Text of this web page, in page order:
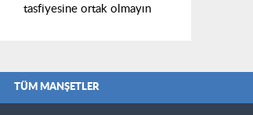
tasfiyesine ortak olmayın
TÜM MANŞETLER